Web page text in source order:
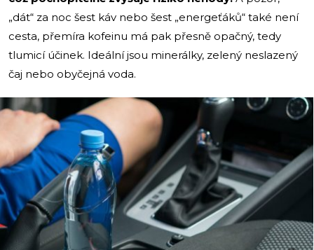
„dát“ za noc šest káv nebo šest „energeťáků“ také není
cesta, přemíra kofeinu má pak přesně opačný, tedy
tlumicí účinek. Ideální jsou minerálky, zelený neslazený
čaj nebo obyčejná voda.